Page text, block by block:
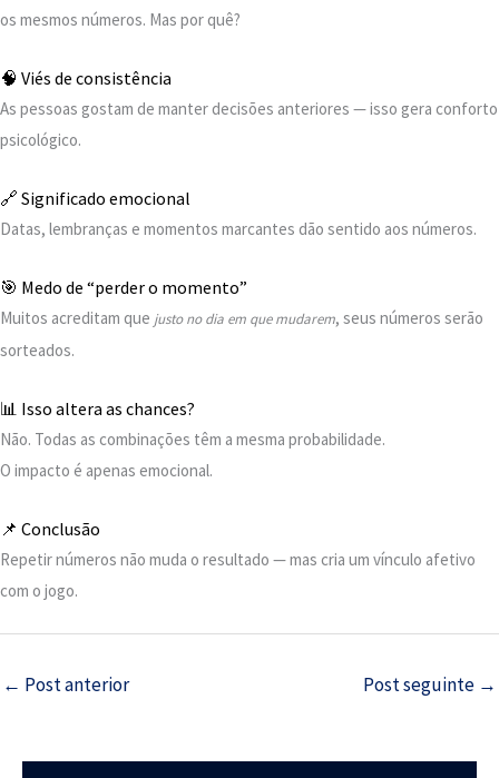
os mesmos números. Mas por quê?
🧠 Viés de consistência
As pessoas gostam de manter decisões anteriores — isso gera conforto
psicológico.
🔗 Significado emocional
Datas, lembranças e momentos marcantes dão sentido aos números.
🎯 Medo de “perder o momento”
Muitos acreditam que justo no dia em que mudarem, seus números serão
sorteados.
📊 Isso altera as chances?
Não. Todas as combinações têm a mesma probabilidade.
O impacto é apenas emocional.
📌 Conclusão
Repetir números não muda o resultado — mas cria um vínculo afetivo
com o jogo.
← Post anterior Post seguinte →